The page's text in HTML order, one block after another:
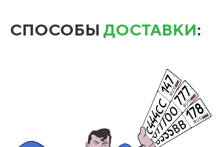
СПОСОБЫ ДОСТАВКИ: